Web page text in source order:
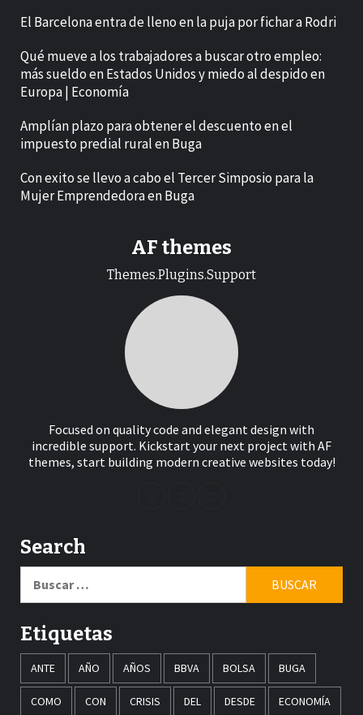
El Barcelona entra de lleno en la puja por fichar a Rodri
Qué mueve a los trabajadores a buscar otro empleo:
más sueldo en Estados Unidos y miedo al despido en
Europa | Economía
Amplían plazo para obtener el descuento en el
impuesto predial rural en Buga
Con exito se llevo a cabo el Tercer Simposio para la
Mujer Emprendedora en Buga
AF themes
Themes.Plugins.Support
Focused on quality code and elegant design with
incredible support. Kickstart your next project with AF
themes, start building modern creative websites today!
Search
Etiquetas
ANTE AÑO AÑOS BBVA BOLSA BUGA
COMO CON CRISIS DEL DESDE ECONOMÍA